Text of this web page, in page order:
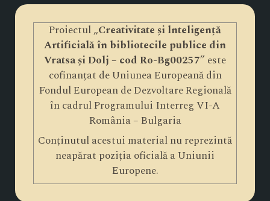
Proiectul „Creativitate și lnteligență
Artificială în bibliotecile publice din
Vratsa și Dolj – cod Ro-Bg00257” este
cofinanțat de Uniunea Europeană din
Fondul European de Dezvoltare Regională
în cadrul Programului Interreg VI-A
România – Bulgaria
Conținutul acestui material nu reprezintă
neapărat poziția oficială a Uniunii
Europene.